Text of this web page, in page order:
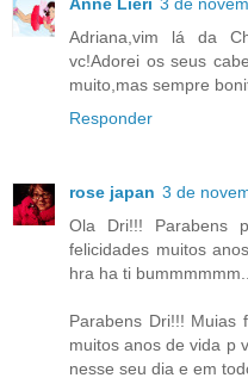
Adriana,vim lá da
vc!Adorei os seus
muito,mas sempre
Responder
rose japan 3 de
Ola Dri!!! Parabens
felicidades muitos
hra ha ti
Parabens Dri!!! Muias
muitos anos de vida p
nesse seu dia e em